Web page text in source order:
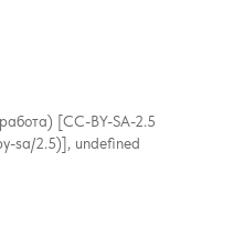
[CC-BY-SA-2.5
sa/2.5)], undefined